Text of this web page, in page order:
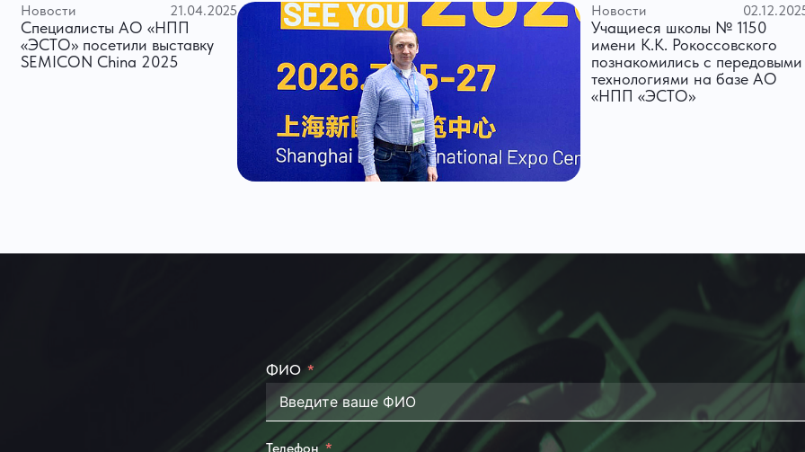
Новости 21.04.2025
Специалисты АО «НПП
«ЭСТО» посетили выставку
SEMICON China 2025
Новости
Учащиеся школы № 1150
имени К.К. Рокоссовского
познакомились с передовыми
технологиями на базе АО
«НПП «ЭСТО»
ФИО
Телефон